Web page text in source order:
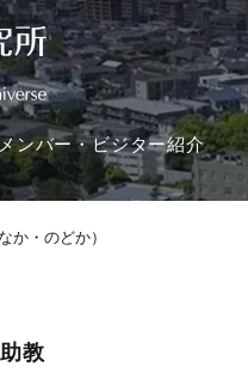
メンバー・ビジター紹介
・のどか）
教